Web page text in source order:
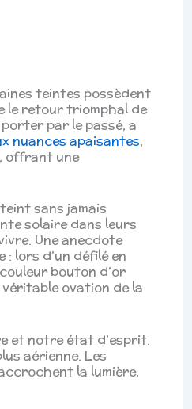
teintes possèdent
le retour triomphal de
par le passé, a
nuances apaisantes,
offrant une
sans jamais
solaire dans leurs
Une anecdote
lors d’un défilé en
bouton d’or
ovation de la
et notre état d’esprit.
aérienne. Les
la lumière,